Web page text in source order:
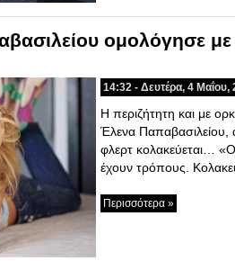
ομολόγησε με
14:32 - Δευτέρα, 4 Μαΐου,
Η περιζήτητη και με
Έλενα Παπαβασιλείου,
φλερτ κολακεύεται…
έχουν τρόπους.
Περισσότερα »